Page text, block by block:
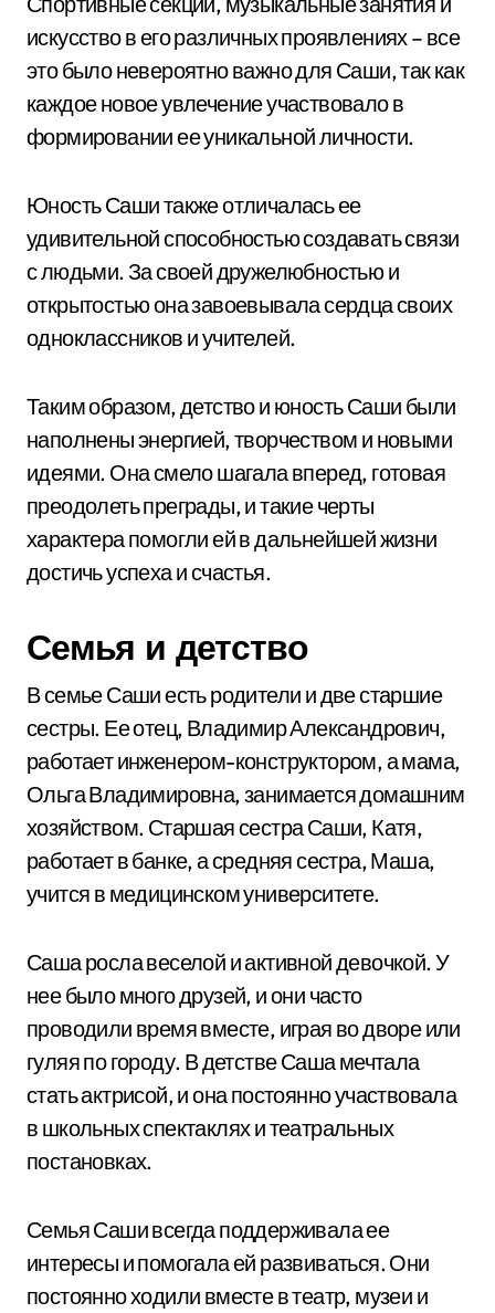
искусство в его различных проявлениях – все
это было невероятно важно для Саши, так как
каждое новое увлечение участвовало в
формировании ее уникальной личности.
Юность Саши также отличалась ее
удивительной способностью создавать связи
с людьми. За своей дружелюбностью и
открытостью она завоевывала сердца своих
одноклассников и учителей.
Таким образом, детство и юность Саши были
наполнены энергией, творчеством и новыми
идеями. Она смело шагала вперед, готовая
преодолеть преграды, и такие черты
характера помогли ей в дальнейшей жизни
достичь успеха и счастья.
Семья и детство
В семье Саши есть родители и две старшие
сестры. Ее отец, Владимир Александрович,
работает инженером-конструктором, а мама,
Ольга Владимировна, занимается домашним
хозяйством. Старшая сестра Саши, Катя,
работает в банке, а средняя сестра, Маша,
учится в медицинском университете.
Саша росла веселой и активной девочкой. У
нее было много друзей, и они часто
проводили время вместе, играя во дворе или
гуляя по городу. В детстве Саша мечтала
стать актрисой, и она постоянно участвовала
в школьных спектаклях и театральных
постановках.
Семья Саши всегда поддерживала ее
интересы и помогала ей развиваться. Они
постоянно ходили вместе в театр, музеи и